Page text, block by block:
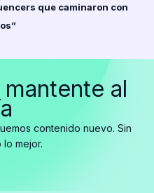
que caminaron con
al
contenido nuevo. Sin
lo mejor.